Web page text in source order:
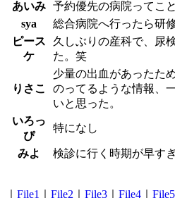
あいみ 予約優先の病院ってこ
sya
総合病院へ行ったら研
ピース
ケ
久しぶりの産科で、尿
た。笑
りさこ
少量の出血があったた
のってるような情報、
いと思った。
いろっ
ぴ
特になし
みよ 検診に行く時期が早すぎ
File1 File2 File3 File4 File5